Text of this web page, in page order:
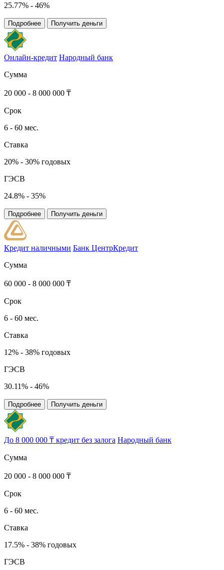
25.77% - 46%
Подробнее Получить деньги
Онлайн-кредит Народный банк
Сумма
20 000 - 8 000 000 ₸
Срок
6 - 60 мес.
Ставка
20% - 30% годовых
ГЭСВ
24.8% - 35%
Подробнее Получить деньги
Кредит наличными Банк ЦентрКредит
Сумма
60 000 - 8 000 000 ₸
Срок
6 - 60 мес.
Ставка
12% - 38% годовых
ГЭСВ
30.11% - 46%
Подробнее Получить деньги
До 8 000 000 ₸ кредит без залога Народный банк
Сумма
20 000 - 8 000 000 ₸
Срок
6 - 60 мес.
Ставка
17.5% - 38% годовых
ГЭСВ